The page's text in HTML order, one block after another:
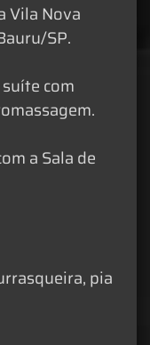
Vila Nova
SP.
com
a Sala de
pia